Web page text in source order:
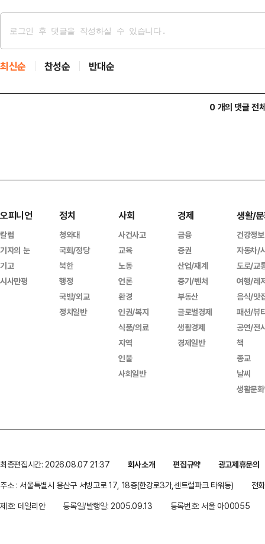
최신순 찬성순 반대순
0 개의 댓글 전
오피니언
칼럼
기자의 눈
기고
시사만평
정치
청와대
국회/정당
북한
행정
국방/외교
정치일반
사회
사건사고
교육
노동
언론
환경
인권/복지
식품/의료
지역
인물
사회일반
경제
금융
증권
산업/재계
중기/벤처
부동산
글로벌경제
생활경제
경제일반
생활/
건강정보
자동차/
도로/교
여행/레
음식/맛
패션/뷰
공연/전
책
종교
날씨
생활문
최종편집시간: 2026.08.07 21:37 회사소개 편집규약
광고제휴문의
주소 : 서울특별시 용산구 서빙고로 17, 18층(한강로3가,센트럴파크 타워동)
전
제호: 데일리안
등록일/발행일: 2005.09.13 등록번호: 서울 아00055